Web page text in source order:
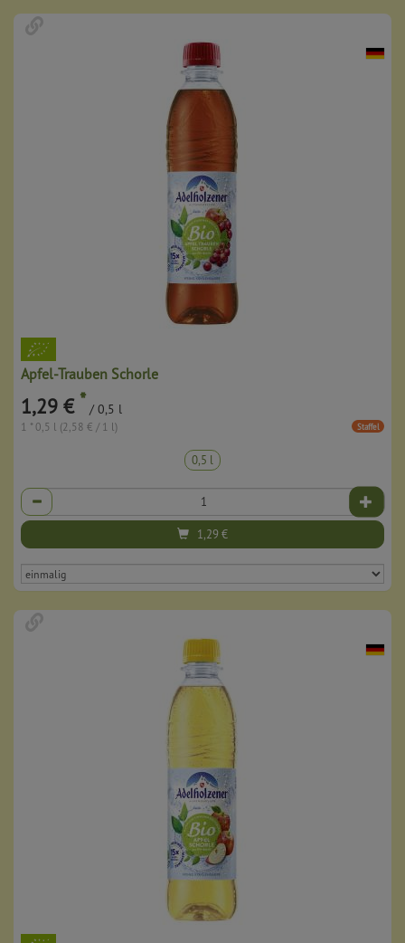
Apfel-Trauben Schorle
1,29 € * / 0,5 l
1 * 0,5 l (2,58 € / 1 l) Staffel
0,5 l
Anzahl
1,29€